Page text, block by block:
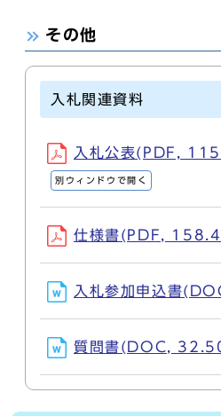
その他
入札関連資料
入札公表(PDF,
別ウィンドウで開く
仕様書(PDF,
入札参加申込書
質問書(DOC,